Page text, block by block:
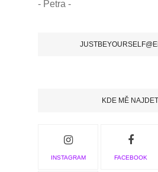
- Petra -
KDE MĚ
INSTAGRAM FACEBOOK